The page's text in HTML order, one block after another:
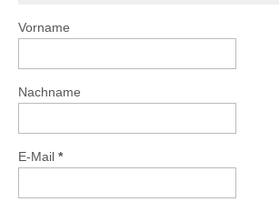
Vorname
Nachname
E-Mail *